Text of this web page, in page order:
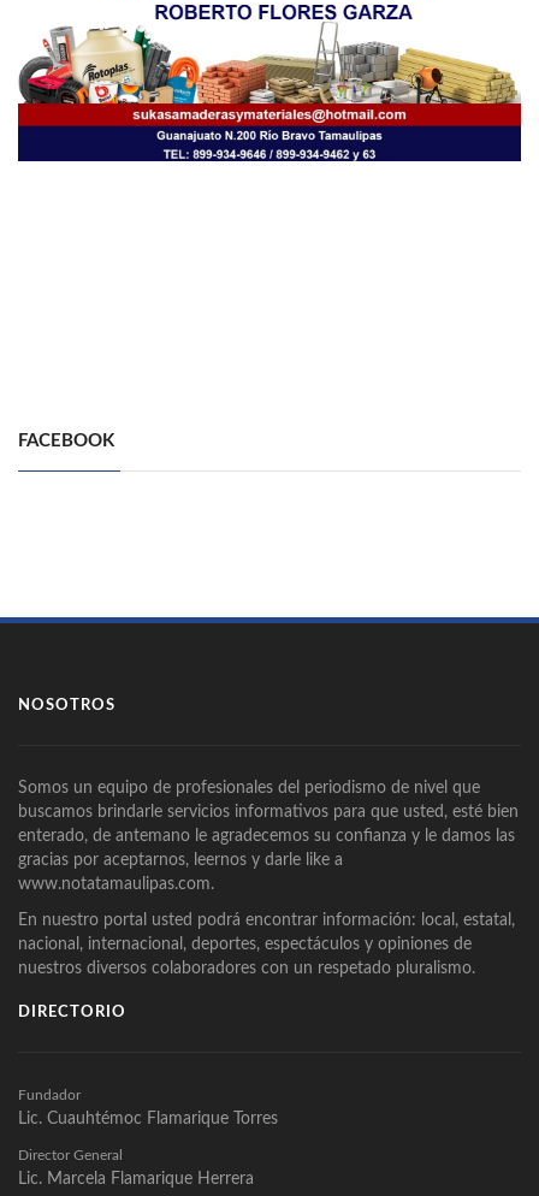
FACEBOOK
NOSOTROS
Somos un equipo de profesionales del periodismo de nivel que
buscamos brindarle servicios informativos para que usted, esté bien
enterado, de antemano le agradecemos su confianza y le damos las
gracias por aceptarnos, leernos y darle like a
www.notatamaulipas.com.
En nuestro portal usted podrá encontrar información: local, estatal,
nacional, internacional, deportes, espectáculos y opiniones de
nuestros diversos colaboradores con un respetado pluralismo.
DIRECTORIO
Fundador
Lic. Cuauhtémoc Flamarique Torres
Director General
Lic. Marcela Flamarique Herrera